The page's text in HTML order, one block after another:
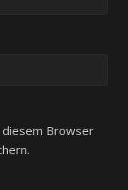
diesem Browser